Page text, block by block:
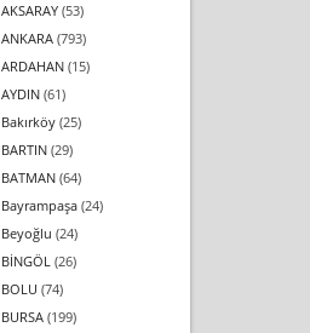
AKSARAY(53)
ANKARA(793)
ARDAHAN(15)
AYDIN(61)
Bakırköy(25)
BARTIN(29)
BATMAN(64)
Bayrampaşa(24)
Beyoğlu (24)
BİNGÖL (26)
BOLU (74)
BURSA(199)